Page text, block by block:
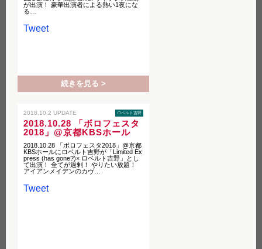
が出演！ 豪華出演者による熱い1夜にな
る…
Tweet
続きを見る >
2018.10.2 UPDATE ロベルト吉野
2018.10.28 「ボロフェスタ
2018」@京都KBSホール
2018.10.28 「ボロフェスタ2018」@京都
KBSホールにロベルト吉野が「Limited Ex
press (has gone?)× ロベルト吉野」とし
て出演！ 全てが過剰！ やりたい放題！
アイアンメイデンのカヴ…
Tweet